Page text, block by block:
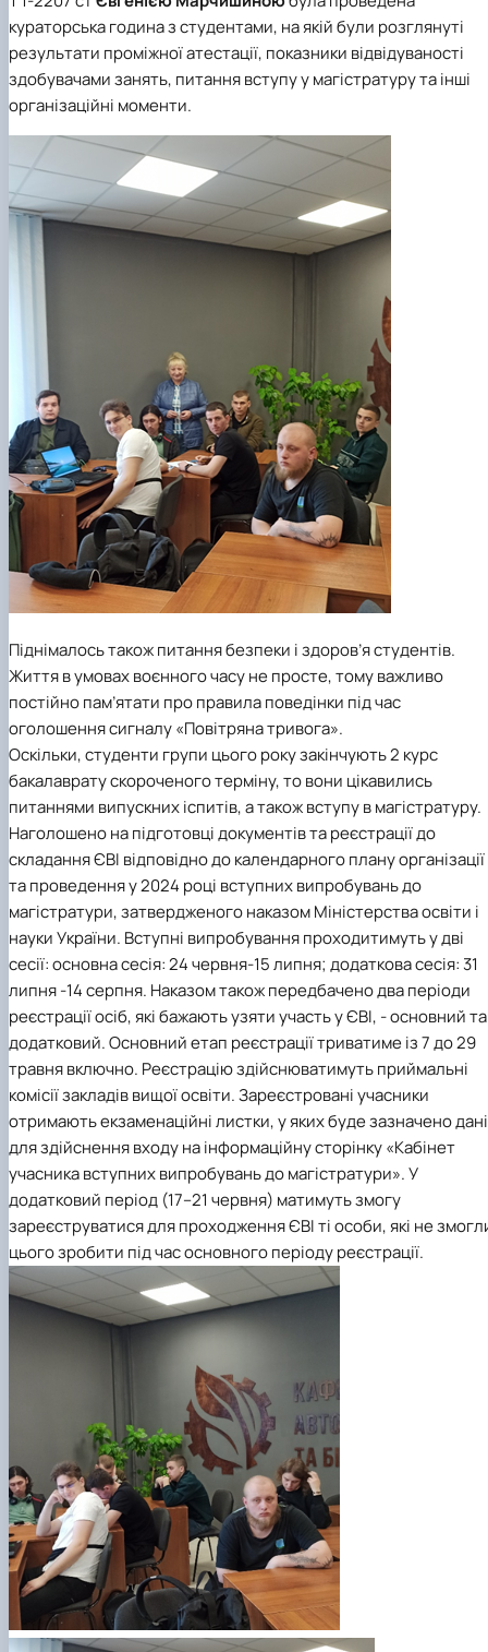
Науковий гурток «Охорона праці в харчових
технологіях»
кураторська година з студентами, на якій були розглянуті
результати проміжної атестації, показники відвідуваності
здобувачами занять, питання вступу у магістратуру та інші
організаційні моменти.
Піднімалось також питання безпеки і здоров’я студентів.
Життя в умовах воєнного часу не просте, тому важливо
постійно пам’ятати про правила поведінки під час
оголошення сигналу «Повітряна тривога».
Оскільки, студенти групи цього року закінчують 2 курс
бакалаврату скороченого терміну, то вони цікавились
питаннями випускних іспитів, а також вступу в магістратуру.
Наголошено на підготовці документів та реєстрації до
складання ЄВІ відповідно до календарного плану організації
та проведення у 2024 році вступних випробувань до
магістратури, затвердженого наказом Міністерства освіти і
науки України. Вступні випробування проходитимуть у дві
сесії: основна сесія: 24 червня-15 липня; додаткова сесія: 31
липня -14 серпня. Наказом також передбачено два періоди
реєстрації осіб, які бажають узяти участь у ЄВІ, - основний та
додатковий. Основний етап реєстрації триватиме із 7 до 29
травня включно. Реєстрацію здійснюватимуть приймальні
комісії закладів вищої освіти. Зареєстровані учасники
отримають екзаменаційні листки, у яких буде зазначено дані
для здійснення входу на інформаційну сторінку «Кабінет
учасника вступних випробувань до магістратури». У
додатковий період (17–21 червня) матимуть змогу
зареєструватися для проходження ЄВІ ті особи, які не
цього зробити під час основного періоду реєстрації.